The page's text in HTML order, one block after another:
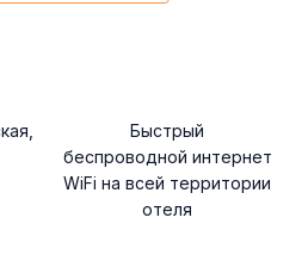
Быстрый
беспроводной интернет
WiFi на всей территории
отеля